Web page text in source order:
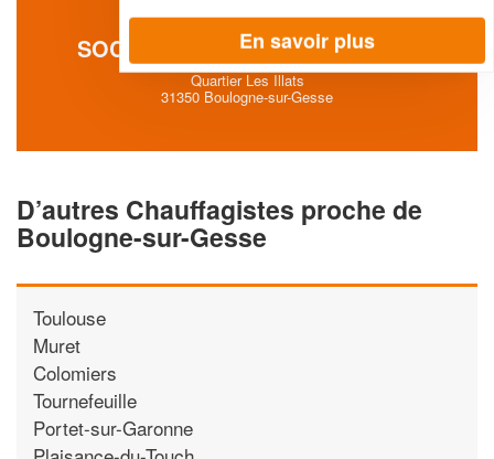
SOCIÉTÉ AVI L’ENERGIE (SARL)
Quartier Les Illats
31350 Boulogne-sur-Gesse
D’autres Chauffagistes proche de
Boulogne-sur-Gesse
Toulouse
Muret
Colomiers
Tournefeuille
Portet-sur-Garonne
En savoir plus